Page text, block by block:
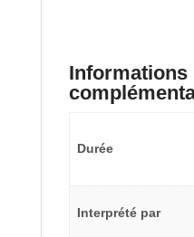
Informations
Durée
Interprété par